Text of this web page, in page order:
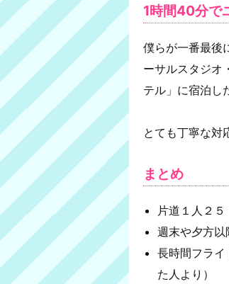
1時間40分で
僕らが一番最後
ーサルスタジオ
テル」に宿泊し
とても丁寧な対
まとめ
片道１人２
週末や夕方以
長時間フラ
た人より）